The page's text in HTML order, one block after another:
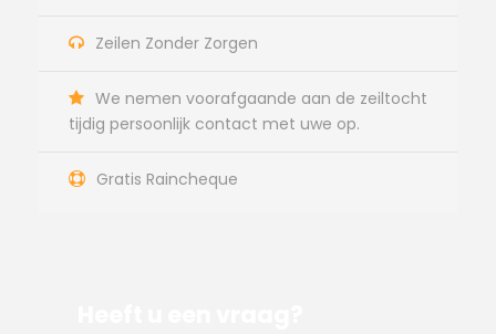
Zeilen Zonder Zorgen
We nemen voorafgaande aan de zeiltocht
tijdig persoonlijk contact met uwe op.
Gratis Raincheque